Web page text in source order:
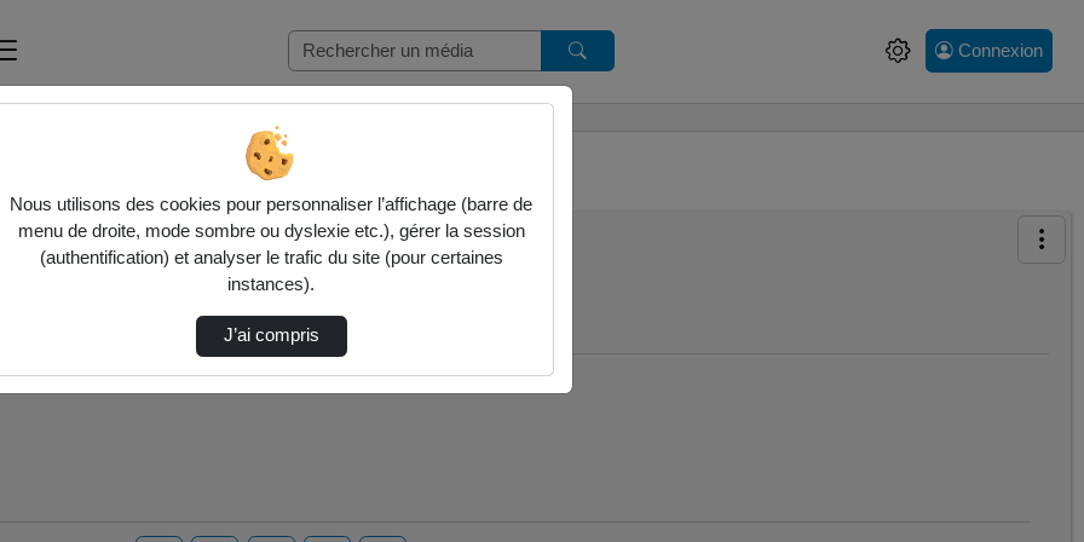
Connexion
Nous utilisons des cookies pour personnaliser l’affichage (barre de
menu de droite, mode sombre ou dyslexie etc.), gérer la session
(authentification) et analyser le trafic du site (pour certaines
instances).
J’ai compris